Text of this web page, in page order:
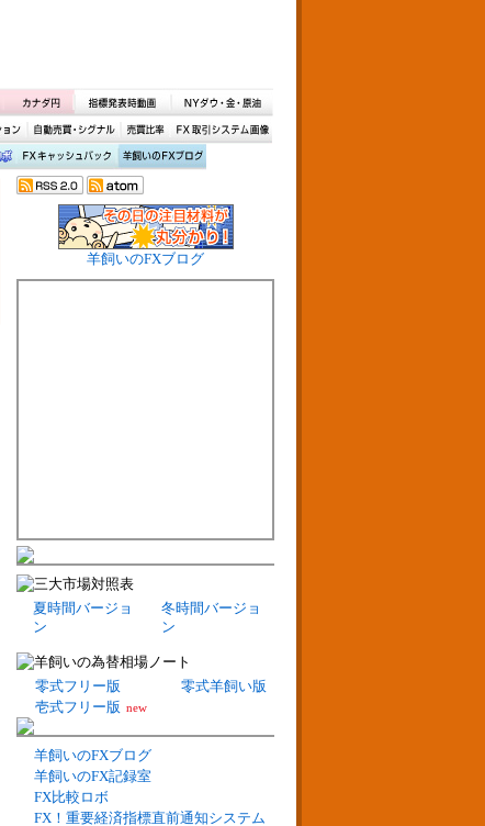
羊飼いのFXブログ
夏時間バージョ
ン
冬時間バージョ
ン
零式フリー版
零式羊飼い版
壱式フリー版 new
羊飼いのFXブログ
羊飼いのFX記録室
FX比較ロボ
FX！重要経済指標直前通知システム